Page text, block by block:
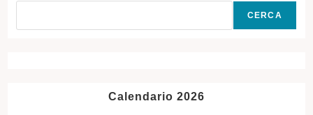
CERCA
Calendario 2026